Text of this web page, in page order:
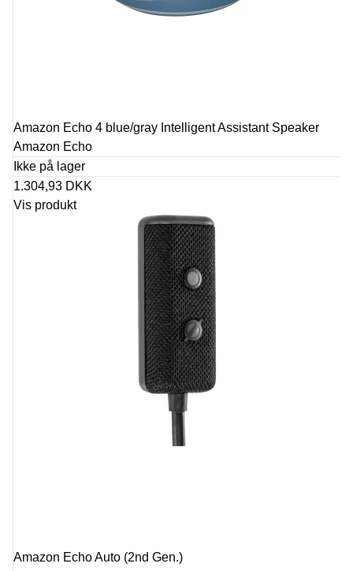
Amazon Echo 4 blue/gray Intelligent Assistant Speaker
Amazon Echo
Ikke på lager
1.304,93 DKK
Vis produkt
Amazon Echo Auto (2nd Gen.)